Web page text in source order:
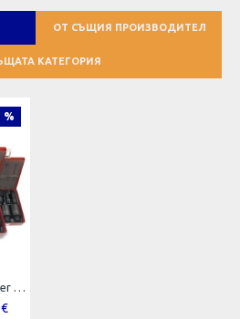
ОТ СЪЩИЯ ПРОИЗВОДИТЕЛ
КАТЕГОРИЯ
%
Ударни вложки Stahlmayer 1/2 , 35 бр. ( 8 - 32 )